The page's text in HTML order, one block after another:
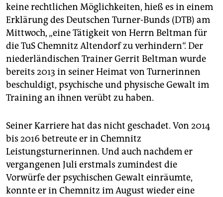
abo
genossenschaft
epaper login
keine rechtlichen Möglichkeiten, hieß es in einem
Erklärung des Deutschen Turner-Bunds (DTB) am
Mittwoch, „eine Tätigkeit von Herrn Beltman für
die TuS Chemnitz Altendorf zu verhindern“. Der
niederländischen Trainer Gerrit Beltman wurde
bereits 2013 in seiner Heimat von Turnerinnen
beschuldigt, psychische und physische Gewalt im
Training an ihnen verübt zu haben.
Seiner Karriere hat das nicht geschadet. Von 2014
bis 2016 betreute er in Chemnitz
Leistungsturnerinnen. Und auch nachdem er
vergangenen Juli erstmals zumindest die
Vorwürfe der psychischen Gewalt einräumte,
konnte er in Chemnitz im August wieder eine